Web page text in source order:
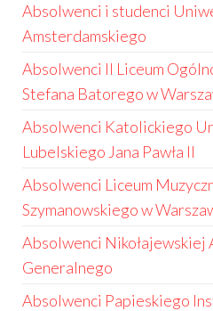
Absolwenci i studenci
Amsterdamskiego
Absolwenci II Liceum
Stefana Batorego w
Absolwenci Katolickiego
Lubelskiego Jana Pawła II
Absolwenci Liceum
Szymanowskiego w
Absolwenci Nikołajewskiej
Generalnego
Absolwenci Papieskiego